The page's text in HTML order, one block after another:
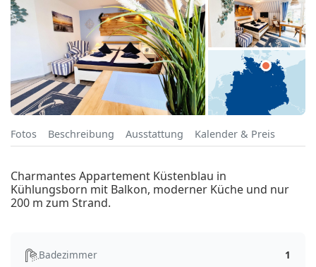
Fotos Beschreibung Ausstattung Kalender & Preis
Charmantes Appartement Küstenblau in
Kühlungsborn mit Balkon, moderner Küche und nur
200 m zum Strand.
Badezimmer
1